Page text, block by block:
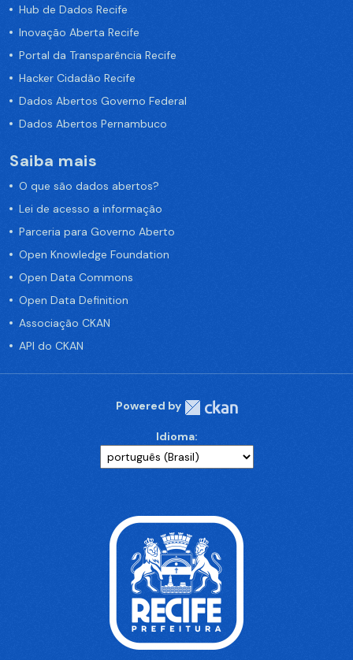
Hub de Dados Recife
Inovação Aberta Recife
Portal da Transparência Recife
Hacker Cidadão Recife
Dados Abertos Governo Federal
Dados Abertos Pernambuco
Saiba mais
O que são dados abertos?
Lei de acesso a informação
Parceria para Governo Aberto
Open Knowledge Foundation
Open Data Commons
Open Data Definition
Associação CKAN
API do CKAN
Powered by
Idioma